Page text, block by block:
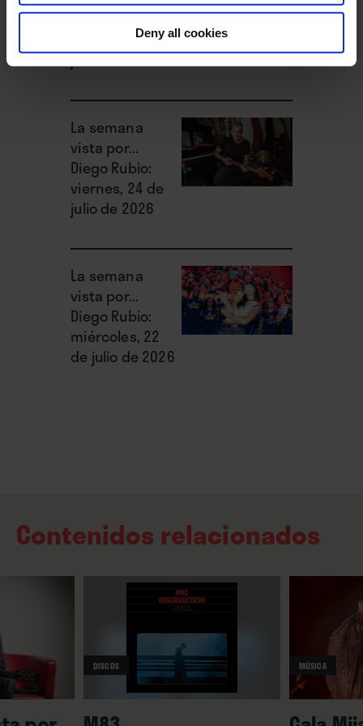
Deny all cookies
Manuel Caturla:
lunes, 27 de
julio de 2026
La semana
vista por...
Diego Rubio:
viernes, 24 de
julio de 2026
La semana
vista por...
Diego Rubio:
miércoles, 22
de julio de 2026
Contenidos relacionados
DISCOS MÚSICA